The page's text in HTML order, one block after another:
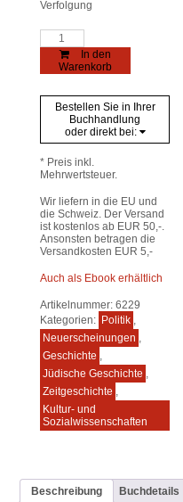
Verfolgung
Priester
Menge
In den
Warenkorb
Bestellen Sie in Ihrer
Buchhandlung
oder direkt bei:
* Preis inkl.
Mehrwertsteuer.
Wir liefern in die EU und
die Schweiz. Der Versand
ist kostenlos ab EUR 50,-.
Ansonsten betragen die
Versandkosten EUR 5,-
Auch als Ebook erhältlich
Artikelnummer: 6229
Kategorien: Politik ,
Neuerscheinungen ,
Geschichte ,
Jüdische Geschichte ,
Zeitgeschichte ,
Kultur- und
Sozialwissenschaften
Beschreibung Buchdetails